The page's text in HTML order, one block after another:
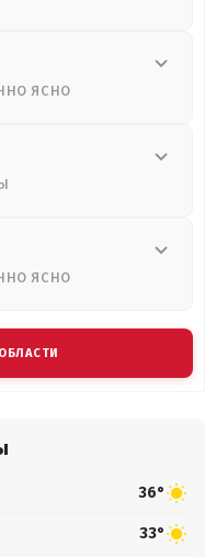
ясно
ясно
36°
33°